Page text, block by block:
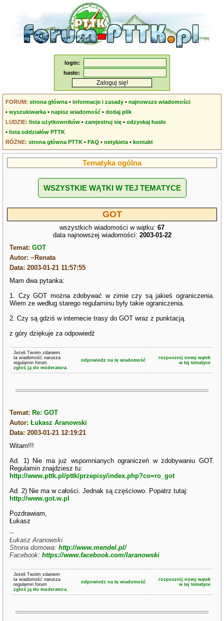
login:
hasło:
FORUM: strona główna •informacje i zasady •najnowsze wiadomości
•wyszukiwarka •napisz wiadomość •dodaj plik
LUDZIE: lista użytkowników •zarejestruj się •odzyskaj hasło
•lista oddziałów PTTK
RÓŻNE: strona główna PTTK •FAQ •netykieta •kontakt
Tematyka ogólna
WSZYSTKIE WĄTKI W TEJ TEMATYCE
GOT
wszystkich wiadomości w wątku: 67
data najnowszej wiadomości: 2003-01-22
Temat:GOT
Autor: ~Renata
Data: 2003-01-21 11:57:55
Mam dwa pytanka:
1. Czy GOT można zdobywać w zimie czy są jakieś ograniczenia.
Wiem ze według starego regulaminu były takie ograniczenia.
2. Czy są gdziś w internecie trasy do GOT wraz z punktacją.
z góry dziękuje za odpowiedź
Jeżeli Twoim zdaniem
ta wiadomość narusza
regulamin forum
zgłoś ją do moderatora.
odpowiedz na tę wiadomość
rozpocznij nowy wątek
w tej tematyce
Temat: Re: GOT
Autor:Łukasz Aranowski
Data: 2003-01-21 12:19:21
Witam!!!
Ad. 1) Nie ma już wspomnianych ograniczeń w zdobywaniu GOT.
Regulamin znajdziesz tu:
http://www.pttk.pl/pttk/przepisy/index.php?co=ro_got
Ad. 2) Nie ma w całości. Jednak są częściowo. Popatrz tutaj:
http://www.got.w.pl
Pozdrawiam,
Łukasz
--
Łukasz Aranowski
Strona domowa:http://www.mendel.pl/
Facebook:https://www.facebook.com/laranowski
Jeżeli Twoim zdaniem
ta wiadomość narusza
regulamin forum
zgłoś ją do moderatora.
odpowiedz na tę wiadomość
rozpocznij nowy wątek
w tej tematyce